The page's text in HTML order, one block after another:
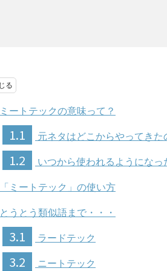
ミートテックの意味って？
1.1 元ネタはどこからやってきた
1.2 いつから使われるようになっ
「ミートテック」の使い方
とうとう類似語まで・・・
3.1 ラードテック
3.2 ニートテック